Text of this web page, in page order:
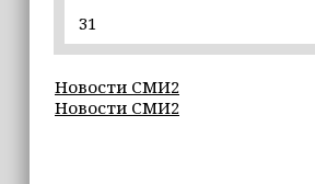
16:55
В Шелковском районе обучают
«ИнформУИК»
31
Новости СМИ2
Новости СМИ2